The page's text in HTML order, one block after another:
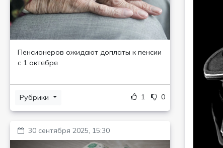
Пенсионеров ожидают доплаты к пенсии
с 1 октября
Рубрики 1 0
30 сентября 2025, 15:30